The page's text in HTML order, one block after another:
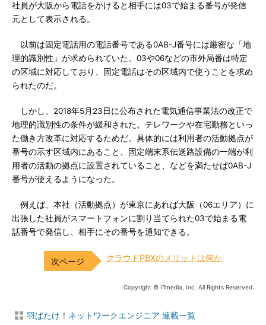
社員が大阪から電話をかけると相手には03で始まる番号が発信
元として表示される。
以前は固定電話用の電話番号である0AB-J番号には厳密な「地
理的識別性」が求められていた。03や06などの市外局番は特定
の区域に対応しており、固定電話はその区域内で使うことを求め
られたのだ。
しかし、2018年5月23日に公布された電気通信事業法の改正で
地理的識別性の条件が緩和された。テレワークや在宅勤務といっ
た働き方改革に対応するためだ。具体的には利用者の活動拠点が
番号の示す区域内にあること、固定端末系伝送路設備の一端が利
用者の活動の拠点に設置されていること、などを満たせば0AB-J
番号が使えるようになった。
例えば、本社（活動拠点）が東京にあれば大阪（06エリア）に
出張した社員がスマートフォンに割り当てられた03で始まる電
話番号で発信し、相手にその番号を通知できる。
クラウドPBXのメリットは何か
Copyright © ITmedia, Inc. All Rights Reserved.
羽ばたけ！ネットワークエンジニア 連載一覧